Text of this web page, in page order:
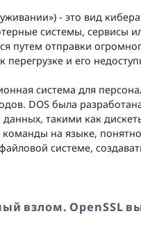
- это вид
системы, сервисы
путем отправки
перегрузке и его
система для
DOS была
такими как
команды на языке,
системе,
взлом. OpenSSL